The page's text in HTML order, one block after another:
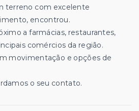
terreno com excelente
encontrou.
a farmácias, restaurantes,
comércios da região.
movimentação e opções de
o seu contato.